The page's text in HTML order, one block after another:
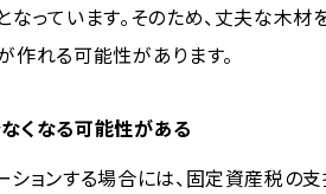
っています。そのため、丈夫な木材
作れる可能性があります。
くなる可能性がある
ションする場合には、固定資産税の